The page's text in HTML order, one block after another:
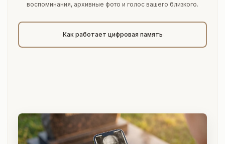
воспоминания, архивные фото и голос вашего близкого.
Как работает цифровая память